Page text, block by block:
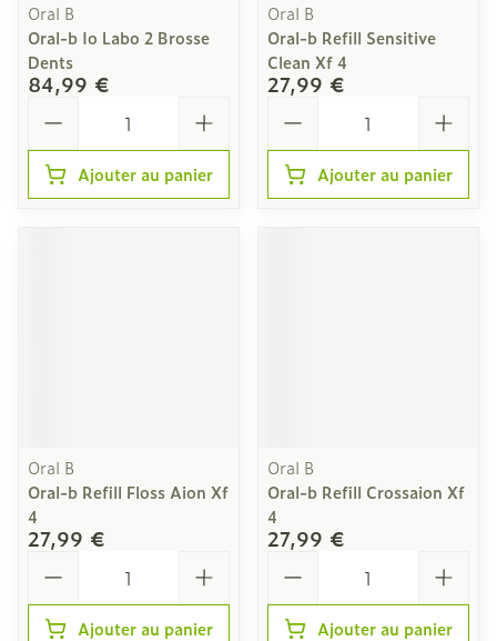
Oral B
Oral-b Io Labo 2 Brosse
Dents
84,99 €
Ajouter au panier
Oral B
Oral-b Refill Sensitive
Clean Xf 4
27,99 €
Ajouter au panier
Oral B
Oral-b Refill Floss Aion Xf
4
27,99 €
Ajouter au panier
Oral B
Oral-b Refill Crossaion Xf
4
27,99 €
Ajouter au panier